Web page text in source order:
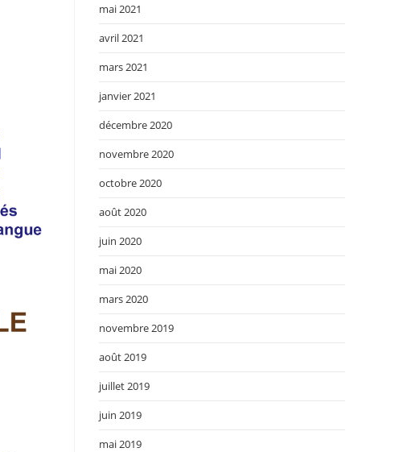
mai 2021
avril 2021
mars 2021
janvier 2021
décembre 2020
novembre 2020
octobre 2020
août 2020
juin 2020
mai 2020
mars 2020
novembre 2019
août 2019
juillet 2019
juin 2019
mai 2019